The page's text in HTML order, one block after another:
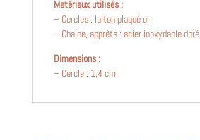
Matériaux utilisés :
– Cercles : laiton plaqué or
– Chaine, apprêts : acier inoxydable doré
Dimensions :
– Cercle : 1,4 cm